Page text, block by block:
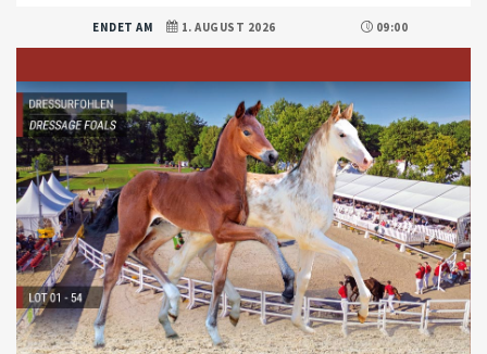
ENDET AM 1. AUGUST 2026 09:00